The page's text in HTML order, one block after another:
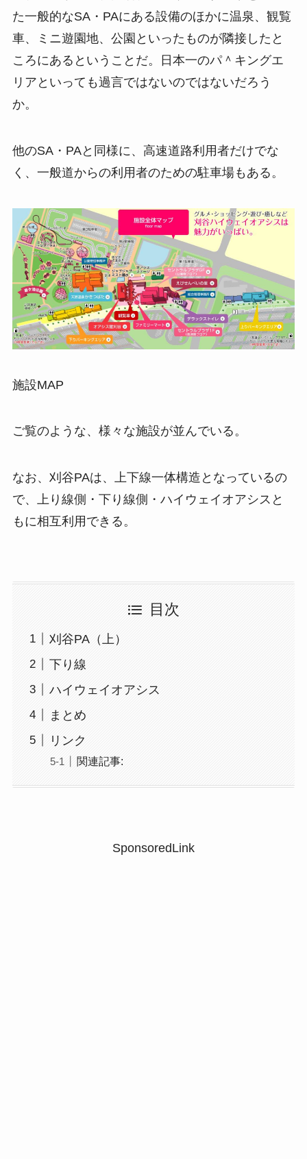
た一般的なSA・PAにある設備のほかに温泉、観覧
車、ミニ遊園地、公園といったものが隣接したと
ころにあるということだ。日本一のパ＾キングエ
リアといっても過言ではないのではないだろう
か。
他のSA・PAと同様に、高速道路利用者だけでな
く、一般道からの利用者のための駐車場もある。
施設MAP
ご覧のような、様々な施設が並んでいる。
なお、刈谷PAは、上下線一体構造となっているの
で、上り線側・下り線側・ハイウェイオアシスと
もに相互利用できる。
目次
刈谷PA（上）
下り線
ハイウェイオアシス
まとめ
リンク
関連記事:
SponsoredLink